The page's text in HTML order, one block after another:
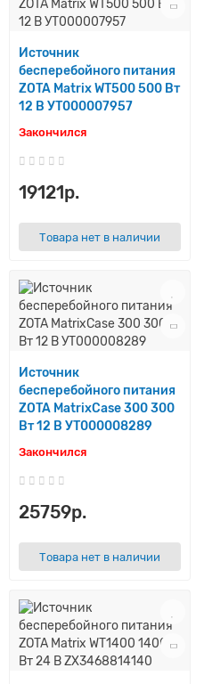
Источник
бесперебойного питания
ZOTA Matrix WT500 500 Вт
12 В УТ000007957
Закончился
19121р.
Товара нет в наличии
Источник
бесперебойного питания
ZOTA MatrixCase 300 300
Вт 12 В УТ000008289
Закончился
25759р.
Товара нет в наличии